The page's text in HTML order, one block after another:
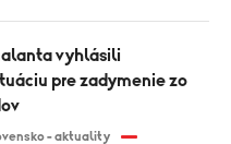
pre zadymenie zo
- aktuality